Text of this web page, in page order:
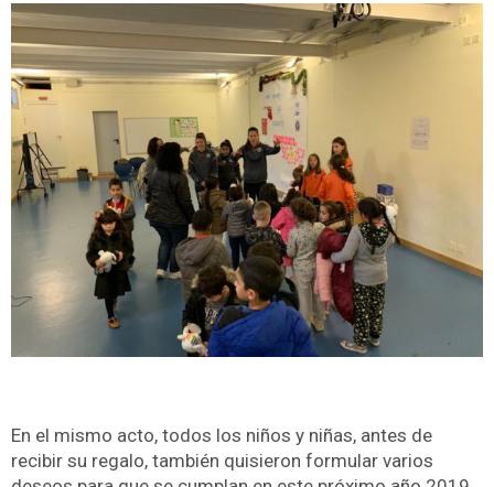
En el mismo acto, todos los niños y niñas, antes de
recibir su regalo, también quisieron formular varios